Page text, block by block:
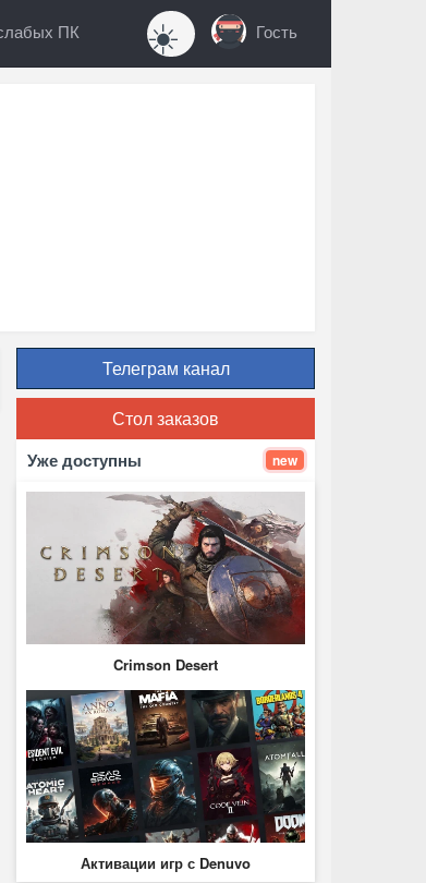
ПК ☀️ Гость
Телеграм канал
Стол заказов
Уже доступны new
Crimson Desert
Активации игр с Denuvo